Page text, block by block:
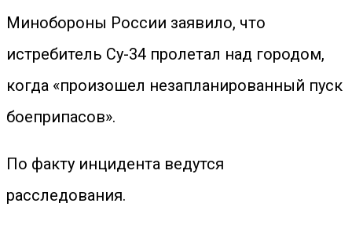
Минобороны России заявило, что
истребитель Су-34 пролетал над городом,
когда «произошел незапланированный пуск
боеприпасов».
По факту инцидента ведутся
расследования.